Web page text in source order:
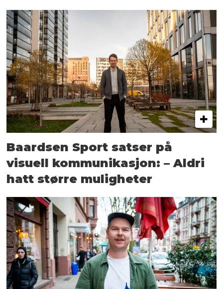
Baardsen Sport satser på
visuell kommunikasjon: – Aldri
hatt større muligheter